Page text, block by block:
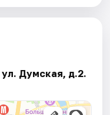
Думская, д.2.